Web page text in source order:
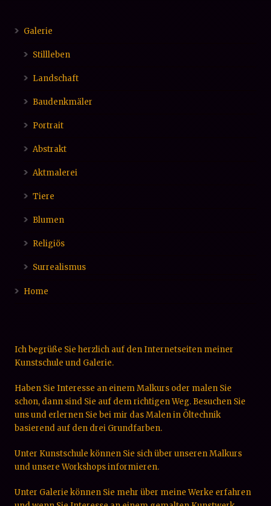
Galerie
Stillleben
Landschaft
Baudenkmäler
Portrait
Abstrakt
Aktmalerei
Tiere
Blumen
Religiös
Surrealismus
Home
Ich begrüße Sie herzlich auf den Internetseiten meiner
Kunstschule und Galerie.
Haben Sie Interesse an einem Malkurs oder malen Sie
schon, dann sind Sie auf dem richtigen Weg. Besuchen Sie
uns und erlernen Sie bei mir das Malen in Öltechnik
basierend auf den drei Grundfarben.
Unter Kunstschule können Sie sich über unseren Malkurs
und unsere Workshops informieren.
Unter Galerie können Sie mehr über meine Werke erfahren